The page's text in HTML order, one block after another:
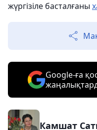
жүргізіле басталғаны
Google-ға
Камшат